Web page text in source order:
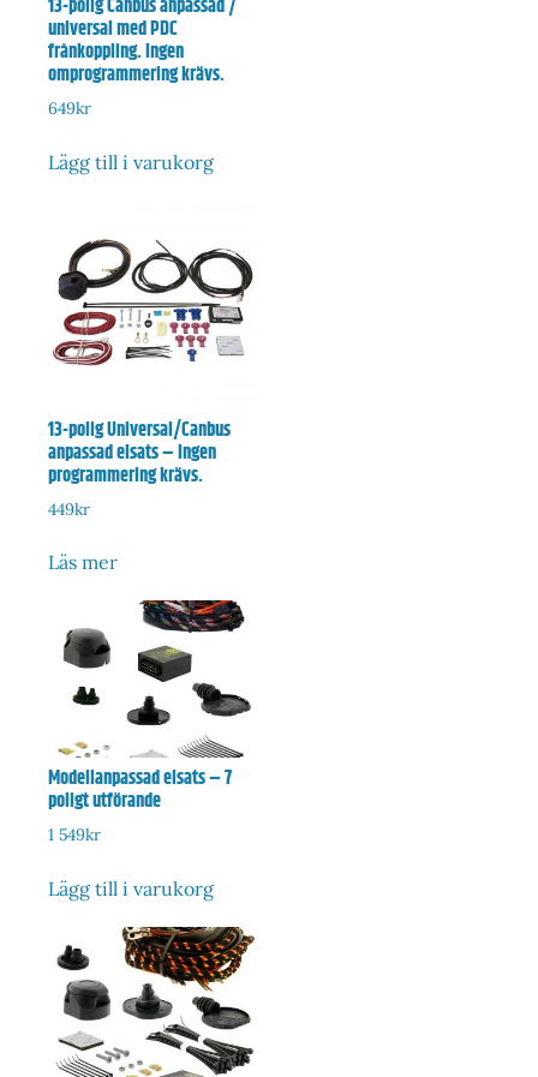
13-polig Canbus anpassad /
universal med PDC
frånkoppling. Ingen
omprogrammering krävs.
649kr
Lägg till i varukorg
13-polig Universal/Canbus
anpassad elsats – Ingen
programmering krävs.
449kr
Läs mer
Modellanpassad elsats – 7
poligt utförande
1 549kr
Lägg till i varukorg